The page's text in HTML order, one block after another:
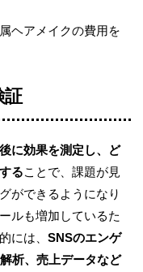
ヘアメイクの費用を
証
に効果を測定し、ど
ることで、課題が見
ができるようになり
ルも増加しているた
には、 SNSのエンゲ
析、売上データなど